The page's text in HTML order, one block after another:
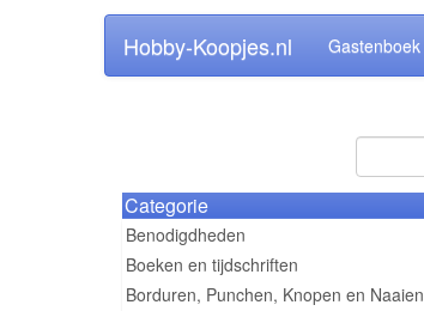
Hobby-Koopjes.nl Gastenboek
Categorie
Benodigdheden
Boeken en tijdschriften
Borduren, Punchen, Knopen en Naaien